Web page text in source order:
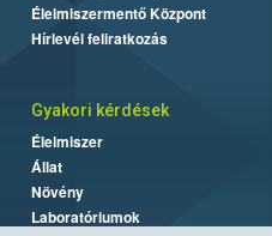
Élelmiszermentő Központ
Hírlevél feliratkozás
Gyakori kérdések
Élelmiszer
Állat
Növény
Laboratóriumok